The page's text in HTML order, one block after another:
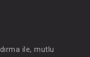
ile, mutlu